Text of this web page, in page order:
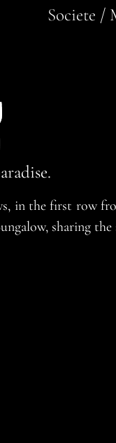
Societe /
in the first row
sharing the